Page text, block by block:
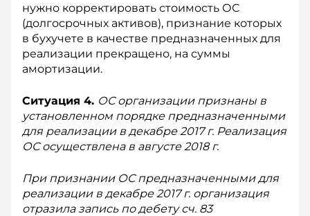
нужно корректировать стоимость ОС
(долгосрочных активов), признание которых
в бухучете в качестве предназначенных для
реализации прекращено, на суммы
амортизации.
Ситуация 4. ОС организации признаны в
установленном порядке предназначенными
для реализации в декабре 2017 г. Реализация
ОС осуществлена в августе 2018 г.
При признании ОС предназначенными для
реализации в декабре 2017 г. организация
отразила запись по дебету сч. 83